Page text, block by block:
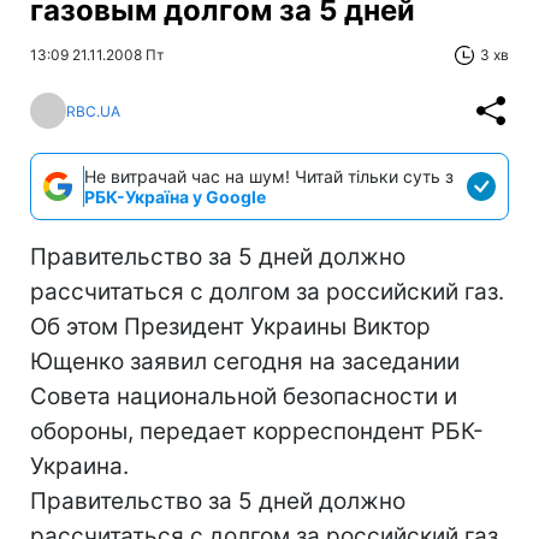
газовым долгом за 5 дней
13:09 21.11.2008 Пт 3 хв
RBC.UA
Не витрачай час на шум! Читай тільки суть з
РБК-Україна у Google
Правительство за 5 дней должно
рассчитаться с долгом за российский газ.
Об этом Президент Украины Виктор
Ющенко заявил сегодня на заседании
Совета национальной безопасности и
обороны, передает корреспондент РБК-
Украина.
Правительство за 5 дней должно